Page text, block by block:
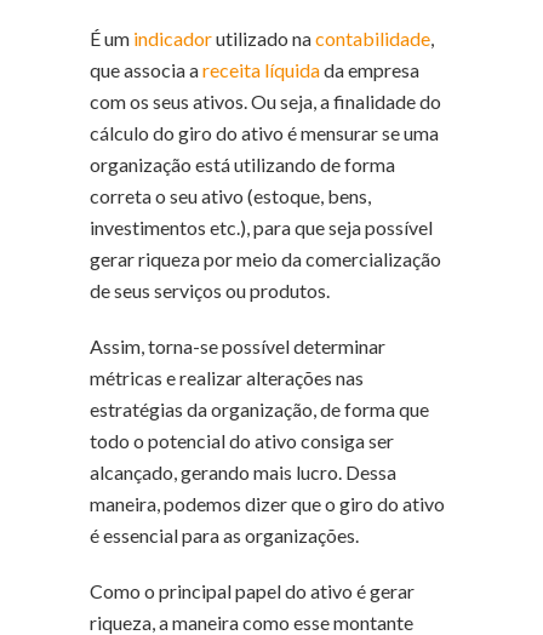
É um indicadorutilizado nacontabilidade
que associa areceita líquidada empresa
com os seus ativos. Ou seja, a finalidade do
cálculo do giro do ativo é mensurar se uma
organização está utilizando de forma
correta o seu ativo (estoque, bens,
investimentos etc.), para que seja possível
gerar riqueza por meio da comercialização
de seus serviços ou produtos.
Assim, torna-se possível determinar
métricas e realizar alterações nas
estratégias da organização, de forma que
todo o potencial do ativo consiga ser
alcançado, gerando mais lucro. Dessa
maneira, podemos dizer que o giro do ativo
é essencial para as organizações.
Como o principal papel do ativo é gerar
riqueza, a maneira como esse montante